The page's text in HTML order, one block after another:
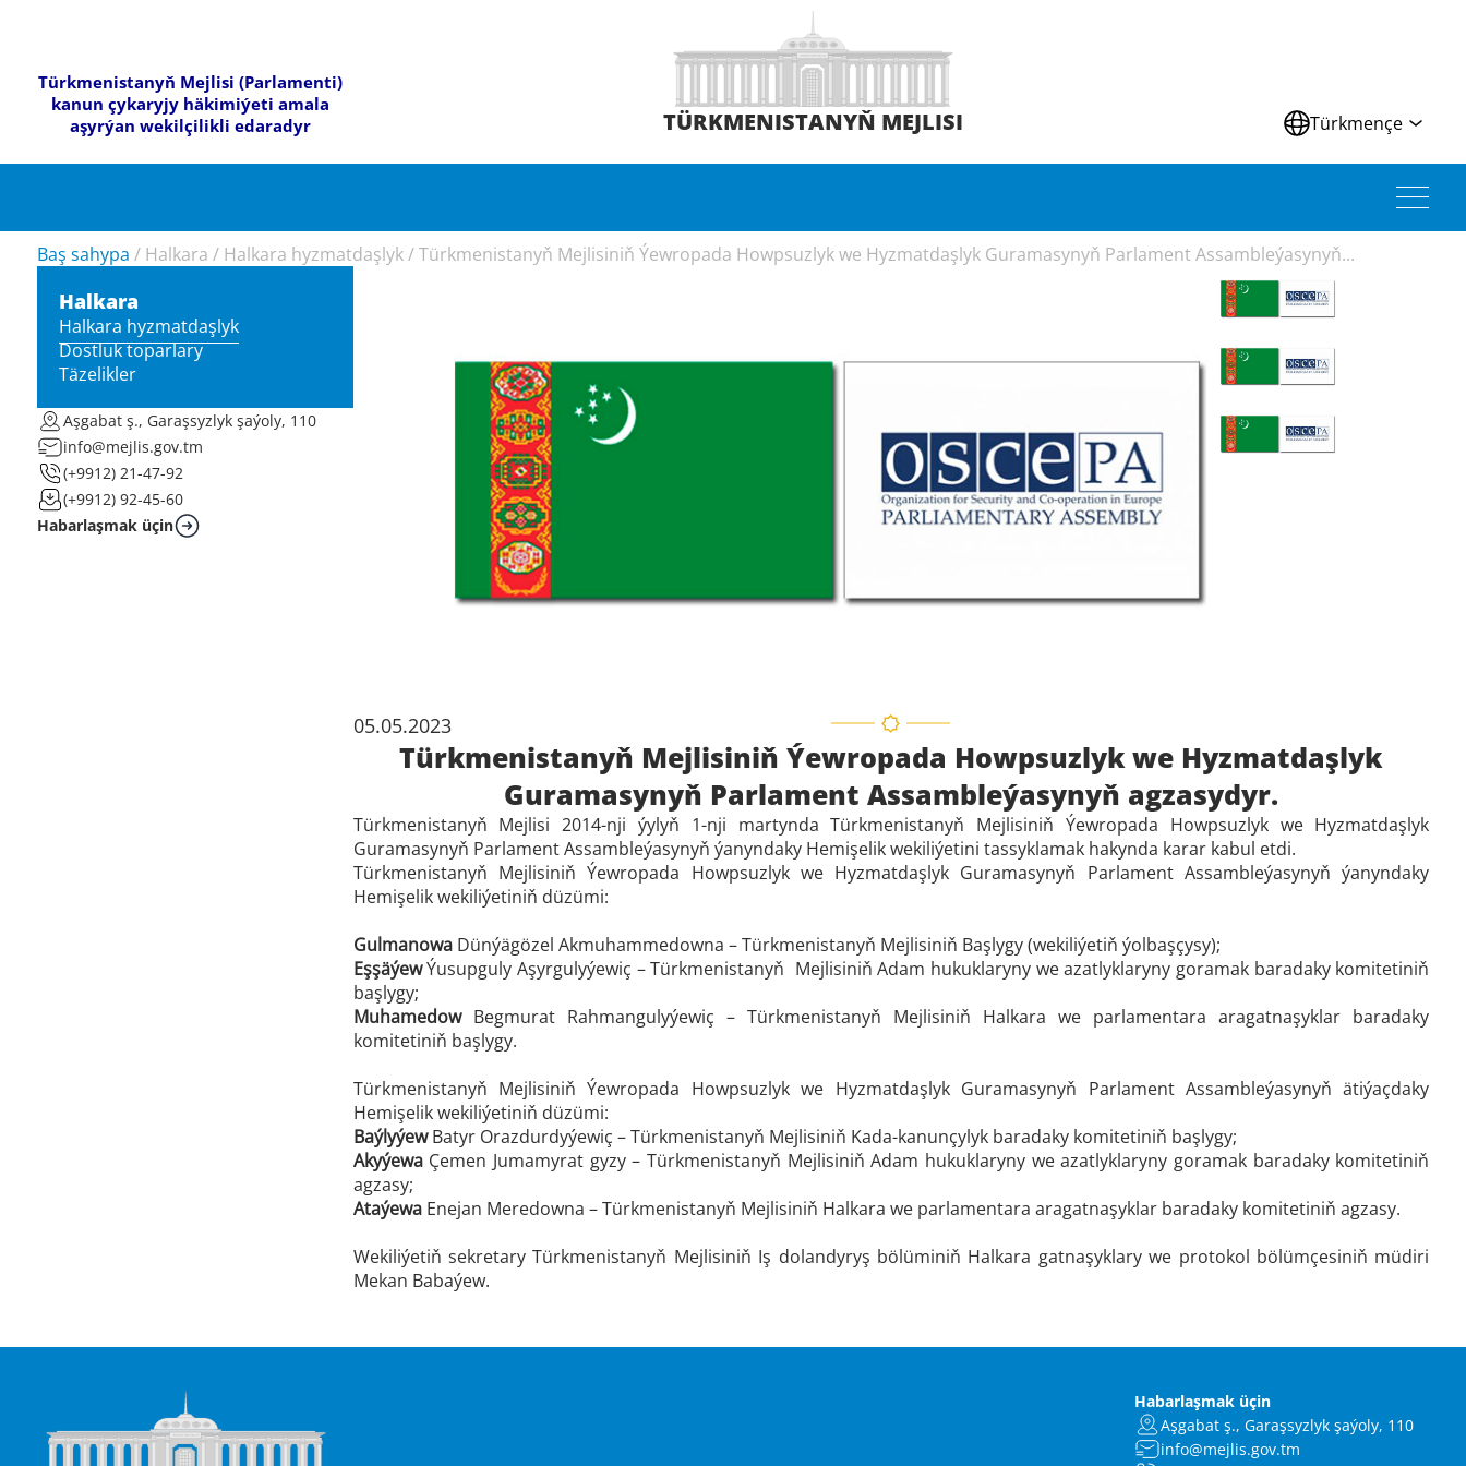
Türkmenistanyň Mejlisi (Parlamenti)
kanun çykaryjy häkimiýeti amala
aşyrýan wekilçilikli edaradyr
TÜRKMENISTANYŇ MEJLISI Türkmençe
Baş sahypa / Halkara / Halkara hyzmatdaşlyk /Türkmenistanyň Mejlisiniň Ýewropada Howpsuzlyk we Hyzmatdaşlyk Guramasynyň Parlament Assambleýasynyň...
Halkara
Halkara hyzmatdaşlyk
Dostluk toparlary
Täzelikler
Aşgabat ş., Garaşsyzlyk şaýoly, 110
info@mejlis.gov.tm
(+9912) 21-47-92
(+9912) 92-45-60
Habarlaşmak üçin
05.05.2023
Türkmenistanyň Mejlisiniň Ýewropada Howpsuzlyk we Hyzmatdaşlyk
Guramasynyň Parlament Assambleýasynyň agzasydyr.
Türkmenistanyň Mejlisi 2014-nji ýylyň 1-nji martynda Türkmenistanyň Mejlisiniň Ýewropada Howpsuzlyk we Hyzmatdaşlyk
Guramasynyň Parlament Assambleýasynyň ýanyndaky Hemişelik wekiliýetini tassyklamak hakynda karar kabul etdi.
Türkmenistanyň Mejlisiniň Ýewropada Howpsuzlyk we Hyzmatdaşlyk Guramasynyň Parlament Assambleýasynyň ýanyndaky
Hemişelik wekiliýetiniň düzümi:
GulmanowaDünýägözel Akmuhammedowna – Türkmenistanyň Mejlisiniň Başlygy (wekiliýetiň ýolbaşçysy);
EşşäýewÝusupguly Aşyrgulyýewiç – Türkmenistanyň Mejlisiniň Adam hukuklaryny we azatlyklaryny goramak baradaky komitetiniň
başlygy;
MuhamedowBegmurat Rahmangulyýewiç – Türkmenistanyň Mejlisiniň Halkara we parlamentara aragatnaşyklar baradaky
komitetiniň başlygy.
Türkmenistanyň Mejlisiniň Ýewropada Howpsuzlyk we Hyzmatdaşlyk Guramasynyň Parlament Assambleýasynyň ätiýaçdaky
Hemişelik wekiliýetiniň düzümi:
BaýlyýewBatyr Orazdurdyýewiç – Türkmenistanyň Mejlisiniň Kada-kanunçylyk baradaky komitetiniň başlygy;
Akyýewa Çemen Jumamyrat gyzy – Türkmenistanyň Mejlisiniň Adam hukuklaryny we azatlyklaryny goramak baradaky komitetiniň
agzasy;
Ataýewa Enejan Meredowna – Türkmenistanyň Mejlisiniň Halkara we parlamentara aragatnaşyklar baradaky komitetiniň agzasy.
Wekiliýetiň sekretary Türkmenistanyň Mejlisiniň Iş dolandyryş bölüminiň Halkara gatnaşyklary we protokol bölümçesiniň müdiri
Mekan Babaýew.
Habarlaşmak üçin
Aşgabat ş., Garaşsyzlyk şaýoly, 110
info@mejlis.gov.tm